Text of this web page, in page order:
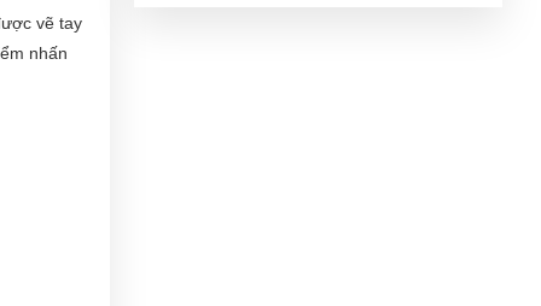
vẽ tay
nhấn